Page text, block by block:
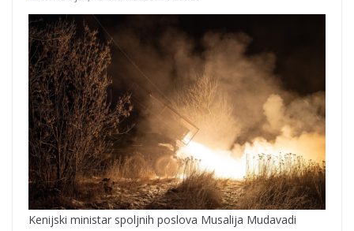
Kenijski ministar spoljnih poslova Musalija Mudavadi